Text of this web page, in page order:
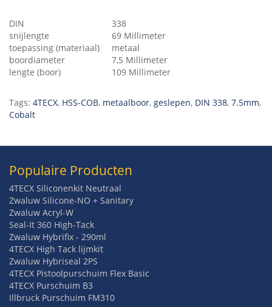
DIN
338
snijlengte
69 Millimeter
toepassing (materiaal)
metaal
boordiameter
7,5 Millimeter
lengte (boor)
109 Millimeter
Tags: 4TECX, HSS-COB, metaalboor, geslepen, DIN 338, 7.5mm,
Cobalt
Populaire Producten
4TECX Siliconenkit Neutraal
Zwaluw Silicone-NO + Sanitary
Zwaluw Acryl-W
Seal-It 360 High-Tack
Zwaluw Hybrifix - 290ml
4TECX High Tack lijmkit
Zwaluw Hybriseal 2PS
4TECX Pistoolpurschuim Flex Basic
4TECX Purschuim B3
Illbruck Purschuim FM310